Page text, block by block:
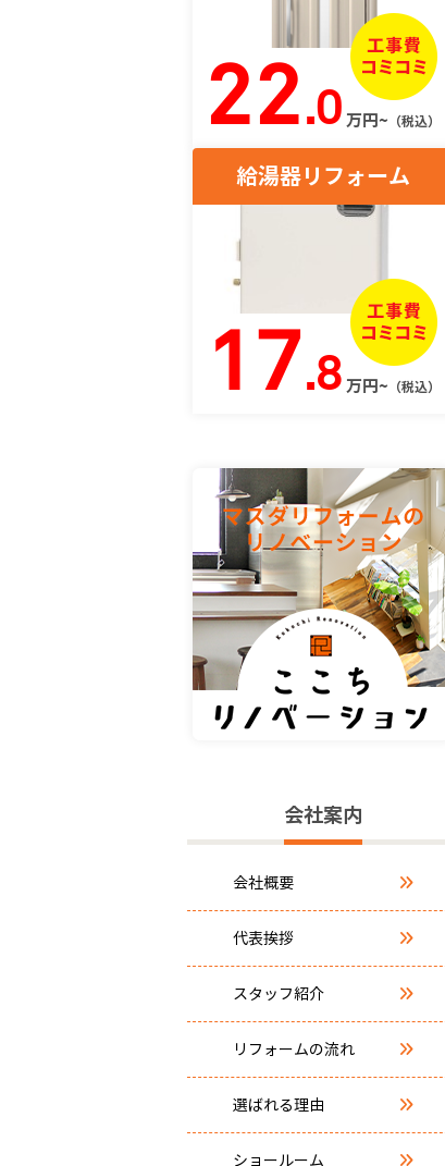
22.0 万円~ （税込）
給湯器リフォーム
17.8 万円~ （税込）
会社案内
会社概要
代表挨拶
スタッフ紹介
リフォームの流れ
選ばれる理由
ショールーム